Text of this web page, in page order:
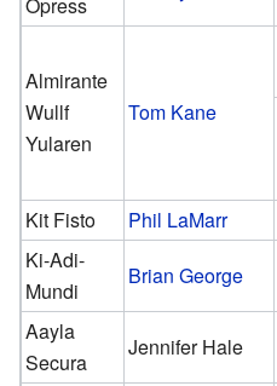
Almirante
Wullf
Yularen
Tom Kane
Kit Fisto
Phil LaMarr
Ki-Adi-
Mundi
Brian George
Aayla
Secura
Jennifer Hale